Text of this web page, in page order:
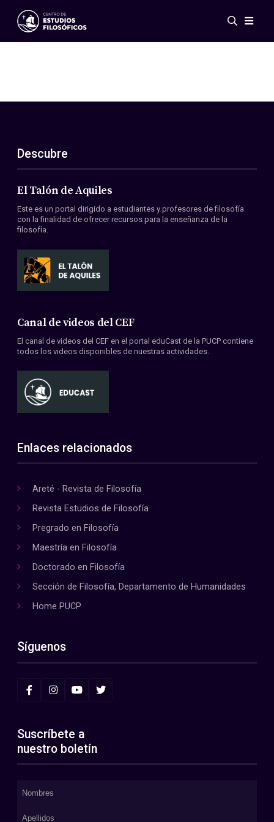
Eventos
ES
EN
Acerca de nosotros
Miembros
Convenios
Descubre
El Talón de Aquiles
Este es un portal dirigido a estudiantes y profesores de filosofía
con la finalidad de ofrecer recursos para la enseñanza de la
filosofía.
Canal de videos del CEF
El canal de videos del CEF en el portal eduCast de la PUCP contiene
todos los videos disponibles de nuestras actividades.
Enlaces relacionados
Areté - Revista de Filosofía
Revista Estudios de Filosofía
Pregrado en Filosofía
Maestría en Filosofía
Doctorado en Filosofía
Sección de Filosofía, Departamento de Humanidades
Home PUCP
Síguenos
Suscríbete a
nuestro boletín